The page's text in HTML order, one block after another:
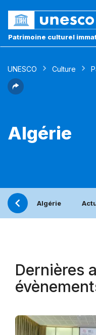
Patrimoine culturel
UNESCO Culture
Algérie
Algérie
Dernières